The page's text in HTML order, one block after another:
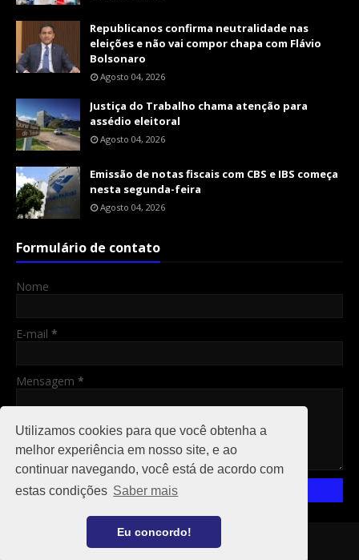
Utilizamos cookies para que você obtenha a
melhor experiência em nosso site, e ao
continuar navegando, você está de acordo com
estas condições Saber mais
Eu concordo!
Republicanos confirma neutralidade nas
eleições e não vai compor chapa com Flávio
Bolsonaro
Agosto 04, 2026
Justiça do Trabalho chama atenção para
assédio eleitoral
Agosto 04, 2026
Emissão de notas fiscais com CBS e IBS começa
nesta segunda-feira
Agosto 04, 2026
Formulário de contato
Nome
E-mail *
Mensagem *